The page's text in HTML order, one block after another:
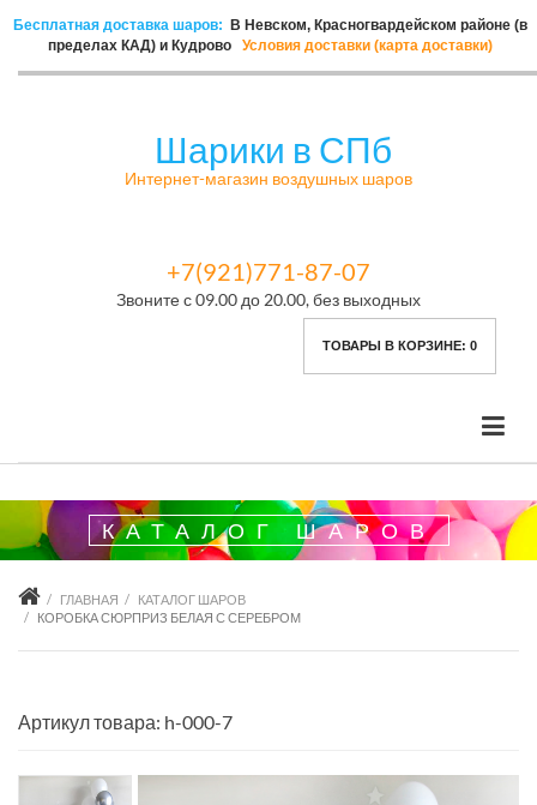
Бесплатная доставка шаров:
В Невском, Красногвардейском районе (в
пределах КАД) и Кудрово
Условия доставки (карта доставки)
Шарики в СПб
Интернет-магазин воздушных шаров
+7(921)771-87-07
Звоните с 09.00 до 20.00, без выходных
ТОВАРЫ В КОРЗИНЕ: 0
КАТАЛОГ ШАРОВ
ГЛАВНАЯ
КАТАЛОГ ШАРОВ
КОРОБКА СЮРПРИЗ БЕЛАЯ С СЕРЕБРОМ
Артикул товара: h-000-7